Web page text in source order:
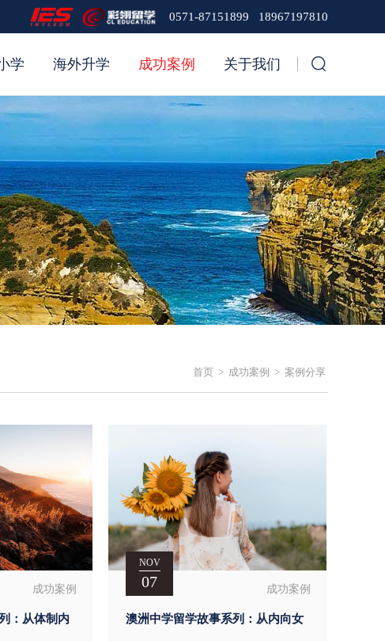
0571-87151899 18967197810
学 海外升学 成功案例 关于我们
首页 > 成功案例 > 案例分享
成功案例
：从体制内
成功案例
NOV
07
澳洲中学留学故事系列：从内向女